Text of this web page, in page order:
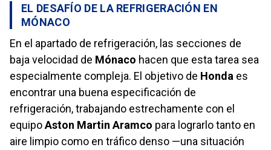
EL DESAFÍO DE LA REFRIGERACIÓN EN
MÓNACO
En el apartado de refrigeración, las secciones de
baja velocidad de Mónaco hacen que esta tarea sea
especialmente compleja. El objetivo de Honda es
encontrar una buena especificación de
refrigeración, trabajando estrechamente con el
equipoAston Martin Aramco para lograrlo tanto en
aire limpio como en tráfico denso —una situación